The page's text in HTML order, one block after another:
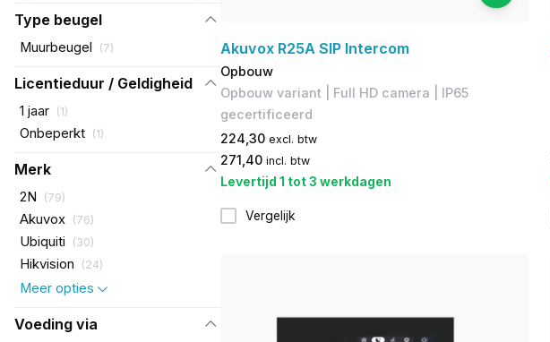
Type beugel
Muurbeugel (7)
Licentieduur / Geldigheid
1 jaar (1)
Onbeperkt (1)
Merk
2N (79)
Akuvox (76)
Ubiquiti (30)
Hikvision (24)
Meer opties
Voeding via
Akuvox R25A SIP Intercom
Opbouw
Opbouw variant | Full HD camera | IP65
gecertificeerd
224,30 excl. btw
271,40 incl. btw
Levertijd 1 tot 3 werkdagen
Vergelijk